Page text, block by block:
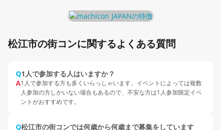
松江市の街コンに関するよくある質問
Q1人で参加する人はいますか？
A1人で参加する方も多くいらっしゃいます。イベントによっては複数
人参加の方しかいない場合もあるので、不安な方は1人参加限定イベ
ントがおすすめです。
Q松江市の街コンでは何歳から何歳まで募集をしています